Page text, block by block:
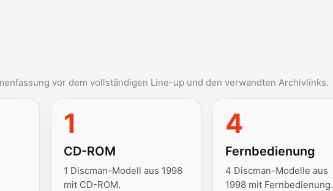
vor dem vollständigen Line-up und den verwandten Archivlinks.
1
CD-ROM
1 Discman-Modell aus 1998
mit CD-ROM.
4
Fernbedienung
4 Discman-Modelle aus
1998 mit Fernbedienung.